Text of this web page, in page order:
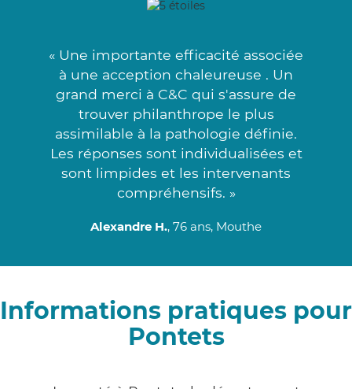
« Une importante efficacité associée
à une acception chaleureuse . Un
grand merci à C&C qui s'assure de
trouver philanthrope le plus
assimilable à la pathologie définie.
Les réponses sont individualisées et
sont limpides et les intervenants
compréhensifs. »
Alexandre H., 76 ans, Mouthe
Informations pratiques pour
Pontets